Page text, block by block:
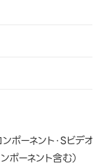
ポーネント・Sビデオ含
ーネント含む）